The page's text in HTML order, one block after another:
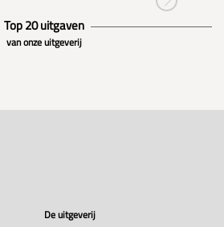
Top 20 uitgaven
van onze uitgeverij
De uitgeverij